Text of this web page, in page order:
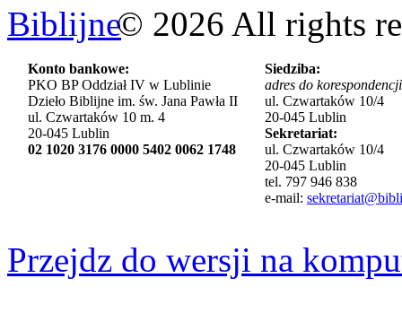
© 2026 All rights
Konto bankowe:
PKO BP Oddział IV w Lublinie
Dzieło Biblijne im. św. Jana Pawła II
ul. Czwartaków 10 m. 4
20-045 Lublin
02 1020 3176 0000 5402 0062 1748
Siedziba:
adres do
ul. Czwartaków 10/4
20-045 Lublin
Sekretariat:
ul. Czwartaków 10/4
20-045 Lublin
tel. 797 946 838
e-mail:
Przejdz do wersji na